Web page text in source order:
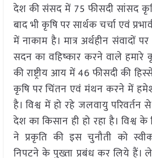
देश की संसद में 75 फीसदी सांसद
बाद भी कृषि पर सार्थक चर्चा एवं
में नाकाम है। मात्र अर्थहीन संवादों
सदन का वहिष्कार करने वाले
की राष्ट्रीय आय में 46 फीसदी की
कृषि पर चिंतन एवं मंथन करने में
है। विश्व में हो रहे जलवायु परिवर्तन
देश का किसान ही हो रहा है। विश्व
ने प्रकृति की इस चुनौती को
निपटने के पुख्ता प्रबंध कर लिये हैं।